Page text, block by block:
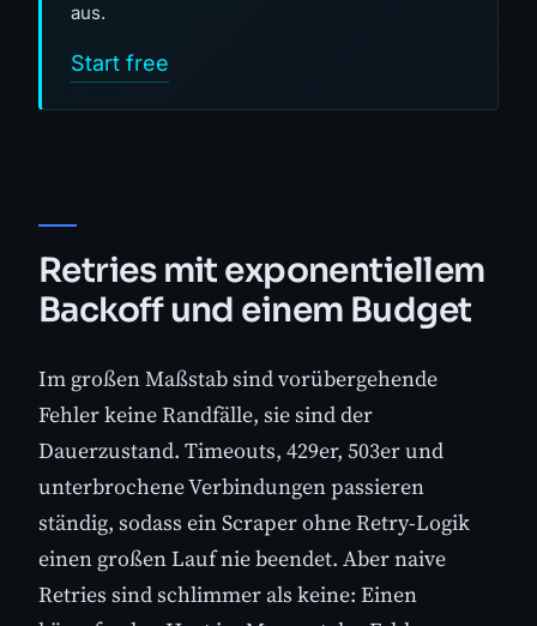
aus.
Start free
Retries mit exponentiellem
Backoff und einem Budget
Im großen Maßstab sind vorübergehende
Fehler keine Randfälle, sie sind der
Dauerzustand. Timeouts, 429er, 503er und
unterbrochene Verbindungen passieren
ständig, sodass ein Scraper ohne Retry-Logik
einen großen Lauf nie beendet. Aber naive
Retries sind schlimmer als keine: Einen